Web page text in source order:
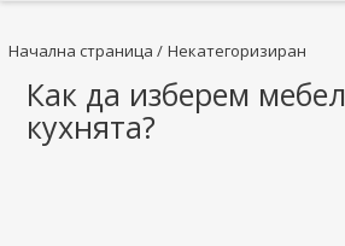
Начална страница / Некатегоризиран
Как да изберем
кухнята?